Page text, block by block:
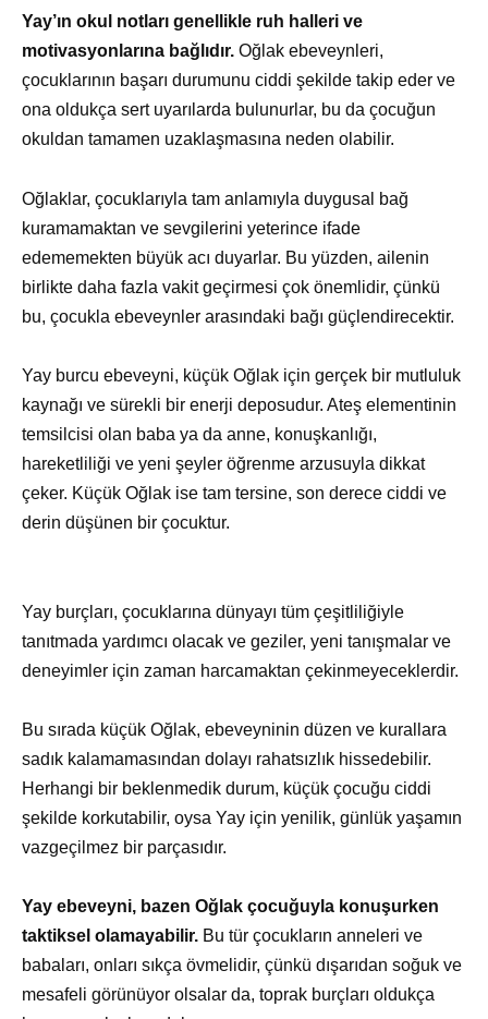
Yay’ın okul notları genellikle ruh halleri ve
motivasyonlarına bağlıdır. Oğlak ebeveynleri,
çocuklarının başarı durumunu ciddi şekilde takip eder ve
ona oldukça sert uyarılarda bulunurlar, bu da çocuğun
okuldan tamamen uzaklaşmasına neden olabilir.
Oğlaklar, çocuklarıyla tam anlamıyla duygusal bağ
kuramamaktan ve sevgilerini yeterince ifade
edememekten büyük acı duyarlar. Bu yüzden, ailenin
birlikte daha fazla vakit geçirmesi çok önemlidir, çünkü
bu, çocukla ebeveynler arasındaki bağı güçlendirecektir.
Yay burcu ebeveyni, küçük Oğlak için gerçek bir mutluluk
kaynağı ve sürekli bir enerji deposudur. Ateş elementinin
temsilcisi olan baba ya da anne, konuşkanlığı,
hareketliliği ve yeni şeyler öğrenme arzusuyla dikkat
çeker. Küçük Oğlak ise tam tersine, son derece ciddi ve
derin düşünen bir çocuktur.
Yay burçları, çocuklarına dünyayı tüm çeşitliliğiyle
tanıtmada yardımcı olacak ve geziler, yeni tanışmalar ve
deneyimler için zaman harcamaktan çekinmeyeceklerdir.
Bu sırada küçük Oğlak, ebeveyninin düzen ve kurallara
sadık kalamamasından dolayı rahatsızlık hissedebilir.
Herhangi bir beklenmedik durum, küçük çocuğu ciddi
şekilde korkutabilir, oysa Yay için yenilik, günlük yaşamın
vazgeçilmez bir parçasıdır.
Yay ebeveyni, bazen Oğlak çocuğuyla konuşurken
taktiksel olamayabilir. Bu tür çocukların anneleri ve
babaları, onları sıkça övmelidir, çünkü dışarıdan soğuk ve
mesafeli görünüyor olsalar da, toprak burçları oldukça